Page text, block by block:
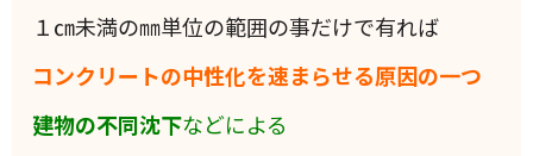
１㎝未満の㎜単位の範囲の事だけで有れば
コンクリートの中性化を速まらせる原因の一つ
建物の不同沈下などによる